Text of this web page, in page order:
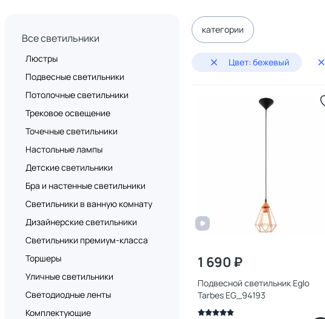
Все светильники
Люстры
Подвесные светильники
Потолочные светильники
Трековое освещение
Точечные светильники
Настольные лампы
Детские светильники
Бра и настенные светильники
Светильники в ванную комнату
Дизайнерские светильники
Светильники премиум-класса
Торшеры
Уличные светильники
Светодиодные ленты
Комплектующие
категории
Цвет: бежевый
1 690 ₽
Подвесной светильник Eglo
Tarbes EG_94193